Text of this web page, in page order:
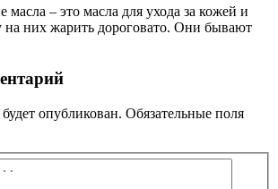
масла – это масла для ухода за кожей и
на них жарить дороговато. Они бывают
опубликован. Обязательные поля